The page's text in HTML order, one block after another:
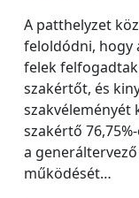
A patthelyzet
feloldódni, hogy
felek
szakértőt, és
szakvéleményét
szakértő
a
működését…